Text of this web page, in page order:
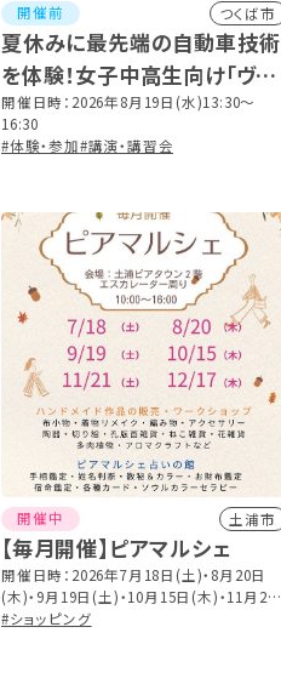
開催前 つくば市
夏休みに最先端の自動車技術
を体験！女子中高生向け「ヴァ
レオ・リコチャレ2026」
開催日時：2026年8月19日(水)13:30～
16:30
#体験・参加#講演・講習会
開催中 土浦市
【毎月開催】ピアマルシェ
開催日時：2026年7月18日(土)・8月20日
(木)・9月19日(土)・10月15日(木)・11月21
日(土)・12月17日(木) 10:00～16:00
#ショッピング